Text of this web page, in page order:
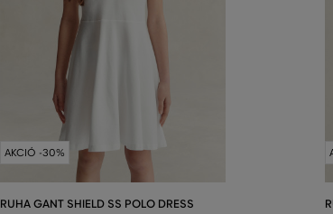
AKCIÓ -30%
RUHA GANT SHIELD SS POLO DRESS